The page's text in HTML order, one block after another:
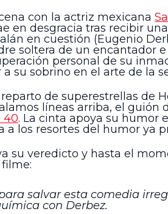
con la actriz mexicana
en desgracia tras recibir
en cuestión (Eugenio
soltera de un encantador
personal de su
su sobrino en el arte de la
de superestrellas de
líneas arriba, el
40. La cinta apoya su humor
los resortes del humor ya
su veredicto y hasta el
salvar esta comedia
con Derbez.